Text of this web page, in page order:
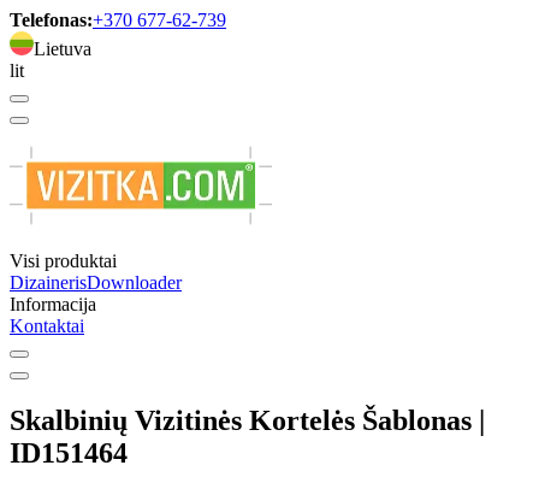
Telefonas:+370 677-62-739
Lietuva
lit
Visi produktai
DizainerisDownloader
Informacija
Kontaktai
Skalbinių Vizitinės Kortelės Šablonas |
ID151464